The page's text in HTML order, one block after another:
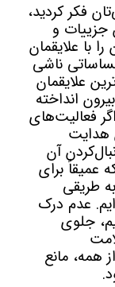
فکر کردید،
جزییات و
با علایقمان
ناشی
علایقمان
انداخته
فعالیت‌های
هدایت
آن
عمیقاً برای
طریقی
عدم درک
جلوی
همه، مانع